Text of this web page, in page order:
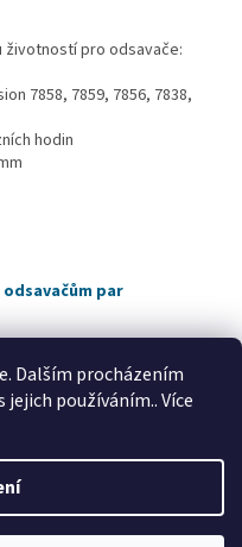
Dalším procházením
používáním.. Více
pro odsavače:
7858, 7859, 7856, 7838,
hodin
par